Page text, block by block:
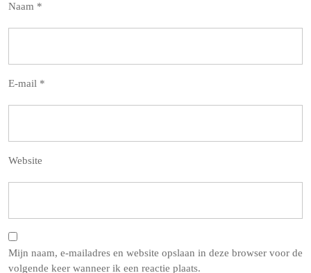
Naam *
E-mail *
Website
Mijn naam, e-mailadres en website opslaan in deze browser voor de
volgende keer wanneer ik een reactie plaats.